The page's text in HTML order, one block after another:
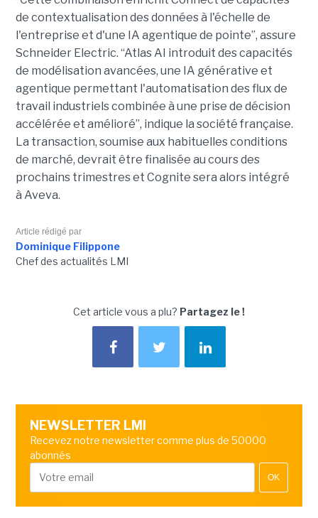
de contextualisation des données à l'échelle de
l'entreprise et d'une IA agentique de pointe”, assure
Schneider Electric. “Atlas AI introduit des capacités
de modélisation avancées, une IA générative et
agentique permettant l'automatisation des flux de
travail industriels combinée à une prise de décision
accélérée et amélioré”, indique la société française.
La transaction, soumise aux habituelles conditions
de marché, devrait être finalisée au cours des
prochains trimestres et Cognite sera alors intégré
à Aveva.
Article rédigé par
Dominique Filippone
Chef des actualités LMI
Cet article vous a plu? Partagez le !
NEWSLETTER LMI
Recevez notre newsletter comme plus de 50000
abonnés
OK